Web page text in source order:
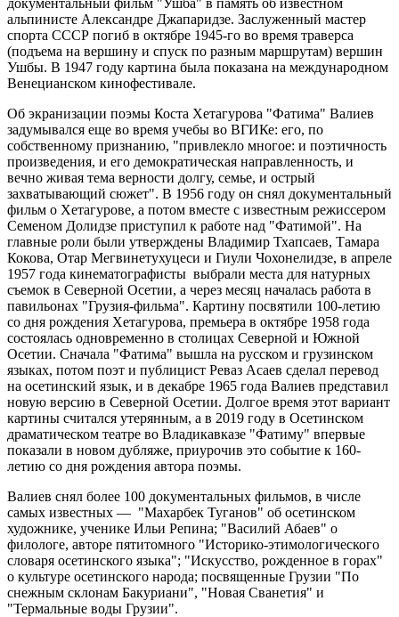
альпинисте Александре Джапаридзе. Заслуженный мастер
спорта СССР погиб в октябре 1945-го во время траверса
(подъема на вершину и спуск по разным маршрутам) вершин
Ушбы. В 1947 году картина была показана на международном
Венецианском кинофестивале.
Об экранизации поэмы Коста Хетагурова "Фатима" Валиев
задумывался еще во время учебы во ВГИКе: его, по
собственному признанию, "привлекло многое: и поэтичность
произведения, и его демократическая направленность, и
вечно живая тема верности долгу, семье, и острый
захватывающий сюжет". В 1956 году он снял документальный
фильм о Хетагурове, а потом вместе с известным режиссером
Семеном Долидзе приступил к работе над "Фатимой". На
главные роли были утверждены Владимир Тхапсаев, Тамара
Кокова, Отар Мегвинетухуцеси и Гиули Чохонелидзе, в апреле
1957 года кинематографисты выбрали места для натурных
съемок в Северной Осетии, а через месяц началась работа в
павильонах "Грузия-фильма". Картину посвятили 100-летию
со дня рождения Хетагурова, премьера в октябре 1958 года
состоялась одновременно в столицах Северной и Южной
Осетии. Сначала "Фатима" вышла на русском и грузинском
языках, потом поэт и публицист Реваз Асаев сделал перевод
на осетинский язык, и в декабре 1965 года Валиев представил
новую версию в Северной Осетии. Долгое время этот вариант
картины считался утерянным, а в 2019 году в Осетинском
драматическом театре во Владикавказе "Фатиму" впервые
показали в новом дубляже, приурочив это событие к 160-
летию со дня рождения автора поэмы.
Валиев снял более 100 документальных фильмов, в числе
самых известных — "Махарбек Туганов" об осетинском
художнике, ученике Ильи Репина; "Василий Абаев" о
филологе, авторе пятитомного "Историко-этимологического
словаря осетинского языка"; "Искусство, рожденное в горах"
о культуре осетинского народа; посвященные Грузии "По
снежным склонам Бакуриани", "Новая Сванетия" и
"Термальные воды Грузии".